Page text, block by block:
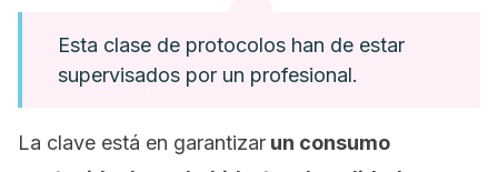
Esta clase de protocolos han de estar
supervisados por un profesional.
La clave está en garantizar un consumo